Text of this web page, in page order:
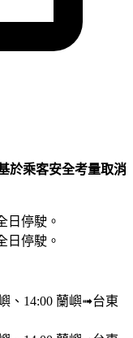
於乘客安全考量取消
日停駛。
日停駛。
、14:00 蘭嶼➟台東